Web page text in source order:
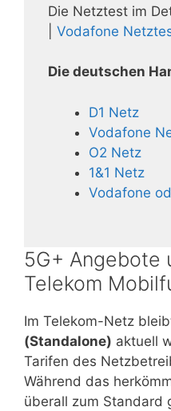
Die Netztest im
Vodafone
Die deutschen
D1 Netz
Vodafone
O2 Netz
1&1 Netz
Vodafone
5G+ Angebote
Telekom
Im Telekom-Netz
(Standalone) aktuell
Tarifen des
Während das
überall zum Standard